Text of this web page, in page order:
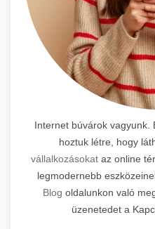
Internet búvárok vagyunk.
hoztuk létre, hogy
vállalkozásokat az online
legmodernebb
Blog oldalunkon való
üzenetedet a